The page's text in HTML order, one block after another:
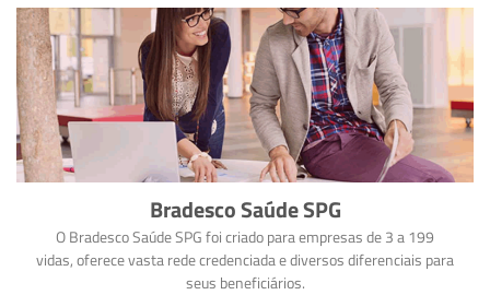
Bradesco Saúde SPG
O Bradesco Saúde SPG foi criado para empresas de 3 a 199
vidas, oferece vasta rede credenciada e diversos diferenciais para
seus beneficiários.